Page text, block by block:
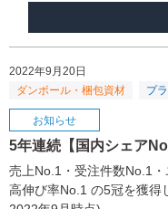
2022年9月20日
5年連続【国内シェア
売上No.1・受注件数No.1
高伸び率No.1 の5冠を獲